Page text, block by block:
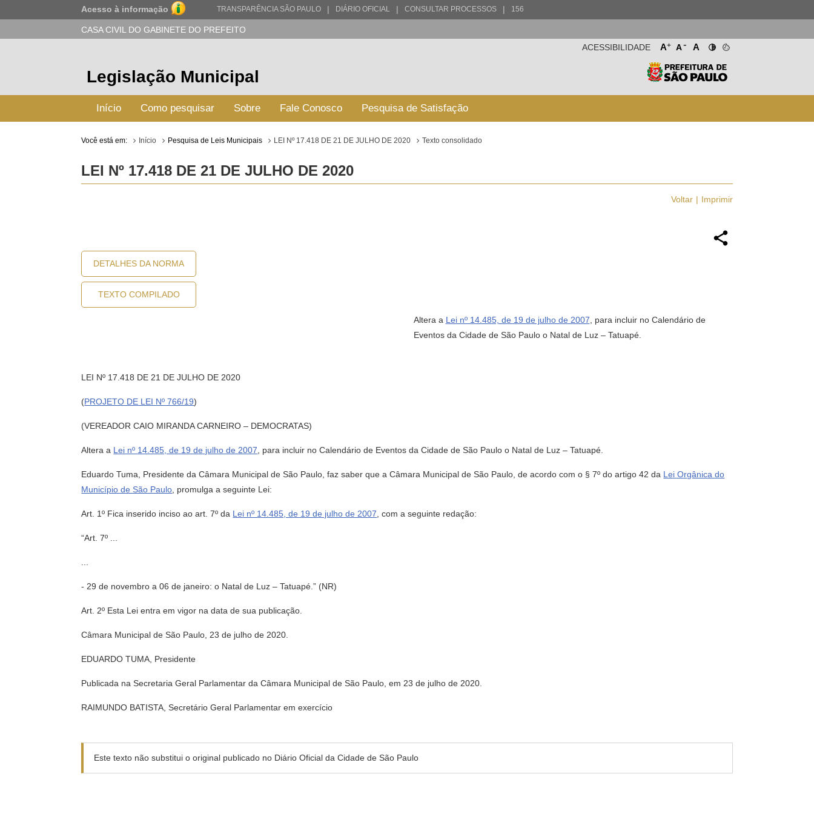
Acesso à informação TRANSPARÊNCIA SÃO PAULO | DIÁRIO OFICIAL | CONSULTAR PROCESSOS | 156
CASA CIVIL DO GABINETE DO PREFEITO
A+ A- A
ACESSIBILIDADE
Legislação Municipal
Início Como pesquisar Sobre Fale Conosco Pesquisa de Satisfação
Você está em: Início Pesquisa de Leis Municipais LEI Nº 17.418 DE 21 DE JULHO DE 2020 Texto consolidado
LEI Nº 17.418 DE 21 DE JULHO DE 2020
Voltar Imprimir
DETALHES DA NORMA
TEXTO COMPILADO
Altera a Lei nº 14.485, de 19 de julho de 2007 , para incluir no Calendário de
Eventos da Cidade de São Paulo o Natal de Luz – Tatuapé.
LEI Nº 17.418 DE 21 DE JULHO DE 2020
(PROJETO DE LEI Nº 766/19)
(VEREADOR CAIO MIRANDA CARNEIRO – DEMOCRATAS)
Altera a Lei nº 14.485, de 19 de julho de 2007 , para incluir no Calendário de Eventos da Cidade de São Paulo o Natal de Luz – Tatuapé.
Eduardo Tuma, Presidente da Câmara Municipal de São Paulo, faz saber que a Câmara Municipal de São Paulo, de acordo com o § 7º do artigo 42 da Lei Orgânica do
Município de São Paulo , promulga a seguinte Lei:
Art. 1º Fica inserido inciso ao art. 7º da Lei nº 14.485, de 19 de julho de 2007 , com a seguinte redação:
“Art. 7º ...
- 29 de novembro a 06 de janeiro: o Natal de Luz – Tatuapé.” (NR)
Art. 2º Esta Lei entra em vigor na data de sua publicação.
Câmara Municipal de São Paulo, 23 de julho de 2020.
EDUARDO TUMA, Presidente
Publicada na Secretaria Geral Parlamentar da Câmara Municipal de São Paulo, em 23 de julho de 2020.
RAIMUNDO BATISTA, Secretário Geral Parlamentar em exercício
Este texto não substitui o original publicado no Diário Oficial da Cidade de São Paulo